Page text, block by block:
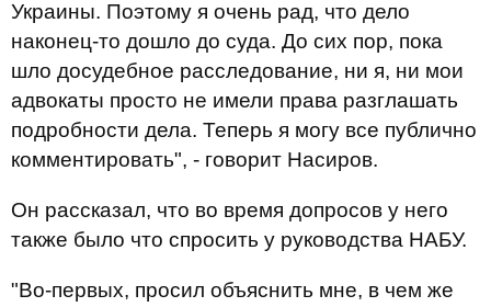
Украины. Поэтому я очень рад, что дело
наконец-то дошло до суда. До сих пор, пока
шло досудебное расследование, ни я, ни мои
адвокаты просто не имели права разглашать
подробности дела. Теперь я могу все публично
комментировать", - говорит Насиров.
Он рассказал, что во время допросов у него
также было что спросить у руководства НАБУ.
"Во-первых, просил объяснить мне, в чем же